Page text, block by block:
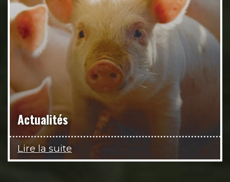
Actualités
Lire la suite